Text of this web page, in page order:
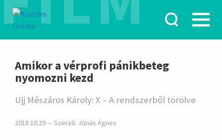
hirdetés
Amikor a vérprofi pánikbeteg
nyomozni kezd
Ujj Mészáros Károly: X – A rendszerből törölve
2018.10.29 — Szerző: Jónás Ágnes